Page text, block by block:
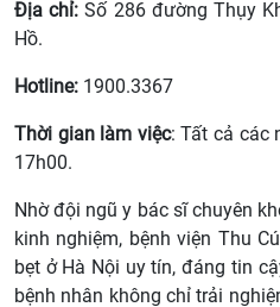
Địa chỉ: Số 286 đường Thụy
Hồ.
Hotline: 1900.3367
Thời gian làm việc: Tất cả các
17h00.
Nhờ đội ngũ y bác sĩ chuyên
kinh nghiệm, bệnh viện Thu
bẹt ở Hà Nội uy tín, đáng tin
bệnh nhân không chỉ trải